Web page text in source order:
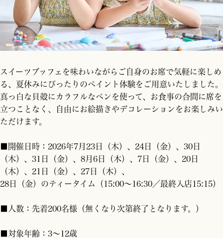
スイーツブッフェを味わいながらご自身のお席で気軽に楽しめ
る、夏休みにぴったりのペイント体験をご用意いたしました。
真っ白な貝殻にカラフルなペンを使って、お食事の合間に席を
立つことなく、自由にお絵描きやデコレーションをお楽しみい
ただけます。
■開催日時：2026年7月23日（木）、24日（金）、30日
（木）、31日（金）、8月6日（木）、7日（金）、20日
（木）、21日（金）、27日（木）、
28日（金）のティータイム（15:00～16:30／最終入店15:15）
■人数：先着200名様（無くなり次第終了となります。）
■対象年齢：3～12歳